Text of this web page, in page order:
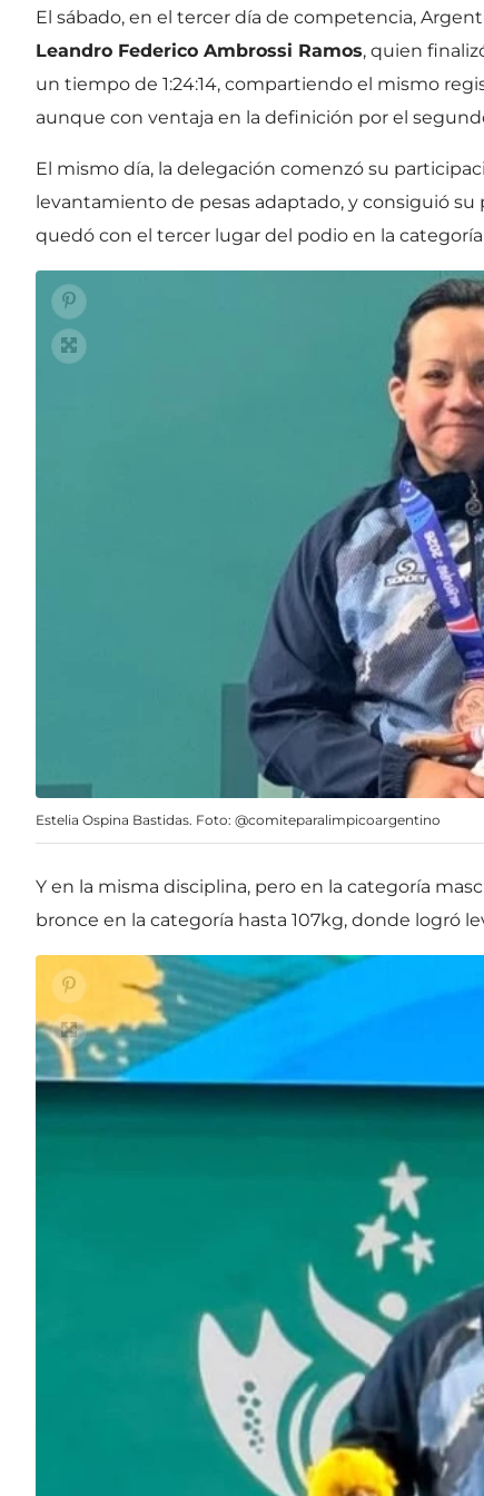
El sábado, en el tercer día de competencia,
Leandro Federico Ambrossi Ramos, quien
un tiempo de 1:24:14, compartiendo el mismo
aunque con ventaja en la definición por el
El mismo día, la delegación comenzó su
levantamiento de pesas adaptado, y consiguió su
quedó con el tercer lugar del podio en la
Estelia Ospina Bastidas. Foto: @comiteparalimpicoargentino
Y en la misma disciplina, pero en la categoría
bronce en la categoría hasta 107kg, donde logró